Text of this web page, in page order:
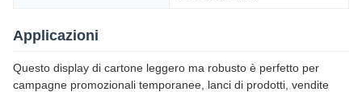
Applicazioni
Questo display di cartone leggero ma robusto è perfetto per
campagne promozionali temporanee, lanci di prodotti, vendite